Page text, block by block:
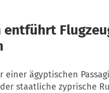
entführt
einer ägyptischen
staatliche zyprische